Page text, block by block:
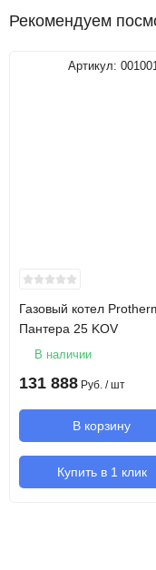
к дымоходу и
Напряжение сети
КПД
Рабочее давление
Возможность
котлов
Тип установки
Рекомендуем
Артикул:
Газовый котел
Пантера 25 KOV
В наличии
131 888 Руб. / шт
В корзину
Купить в 1 клик